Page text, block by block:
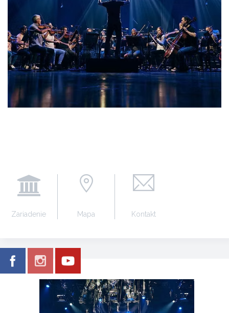
Zariadenie Mapa Kontakt